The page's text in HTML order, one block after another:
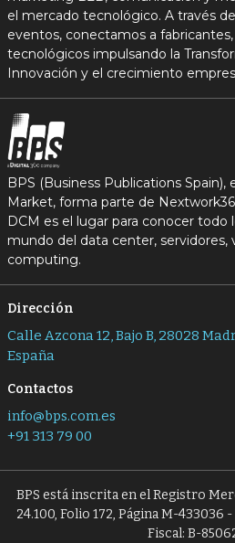
el mercado tecnológico. A través
eventos, conectamos a
tecnológicos impulsando la
Innovación y el crecimiento
BPS (Business Publications
Market, forma parte de
DCM es el lugar para conocer todo
mundo del data center, servidores,
computing.
Dirección
Calle Azcona 12, Bajo B, 28028
España
Contactos
info@bps.com.es
+91 313 79 00
BPS está inscrita en el Registro
24.100, Folio 172, Página M-
Fiscal: B-